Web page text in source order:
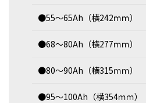
●55～65Ah（横242ｍｍ）
●68～80Ah（横277ｍｍ）
●80～90Ah（横315ｍｍ）
●95～100Ah（横354ｍｍ）